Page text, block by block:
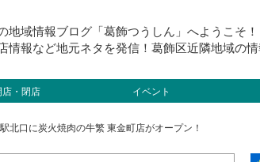
地域情報ブログ「葛飾つうしん」へようこそ
情報など地元ネタを発信！葛飾区近隣地域の情
店・閉店 イベント
北口に炭火焼肉の牛繁 東金町店がオープン！